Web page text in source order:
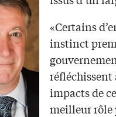
«Certains
instinct
réfléchissent
impacts de
meilleur rôle